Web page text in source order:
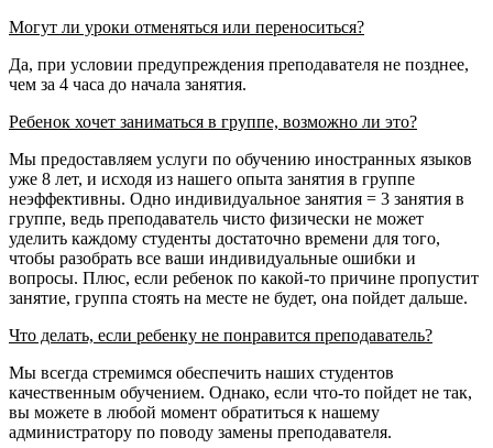
Могут ли уроки отменяться или переноситься?
Да, при условии предупреждения преподавателя не позднее,
чем за 4 часа до начала занятия.
Ребенок хочет заниматься в группе, возможно ли это?
Мы предоставляем услуги по обучению иностранных языков
уже 8 лет, и исходя из нашего опыта занятия в группе
неэффективны. Одно индивидуальное занятия = 3 занятия в
группе, ведь преподаватель чисто физически не может
уделить каждому студенты достаточно времени для того,
чтобы разобрать все ваши индивидуальные ошибки и
вопросы. Плюс, если ребенок по какой-то причине пропустит
занятие, группа стоять на месте не будет, она пойдет дальше.
Что делать, если ребенку не понравится преподаватель?
Мы всегда стремимся обеспечить наших студентов
качественным обучением. Однако, если что-то пойдет не так,
вы можете в любой момент обратиться к нашему
администратору по поводу замены преподавателя.